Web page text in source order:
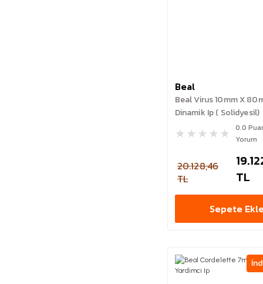
Beal
Beal Virus 10mm X
Dinamik Ip ( Solidyesil)
0.0
Yorum
20.128,46
TL
TL
Sepete